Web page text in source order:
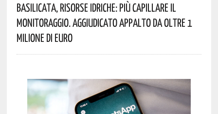
Basilicata, Risorse Idriche: Più Capillare Il
Monitoraggio. Aggiudicato Appalto Da Oltre 1
Milione Di Euro